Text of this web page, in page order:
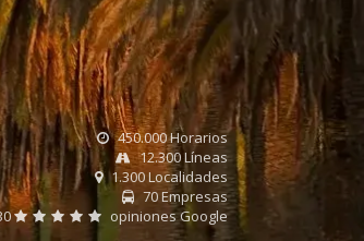
450.000 Horarios
12.300 Líneas
1.300 Localidades
70 Empresas
opiniones Google